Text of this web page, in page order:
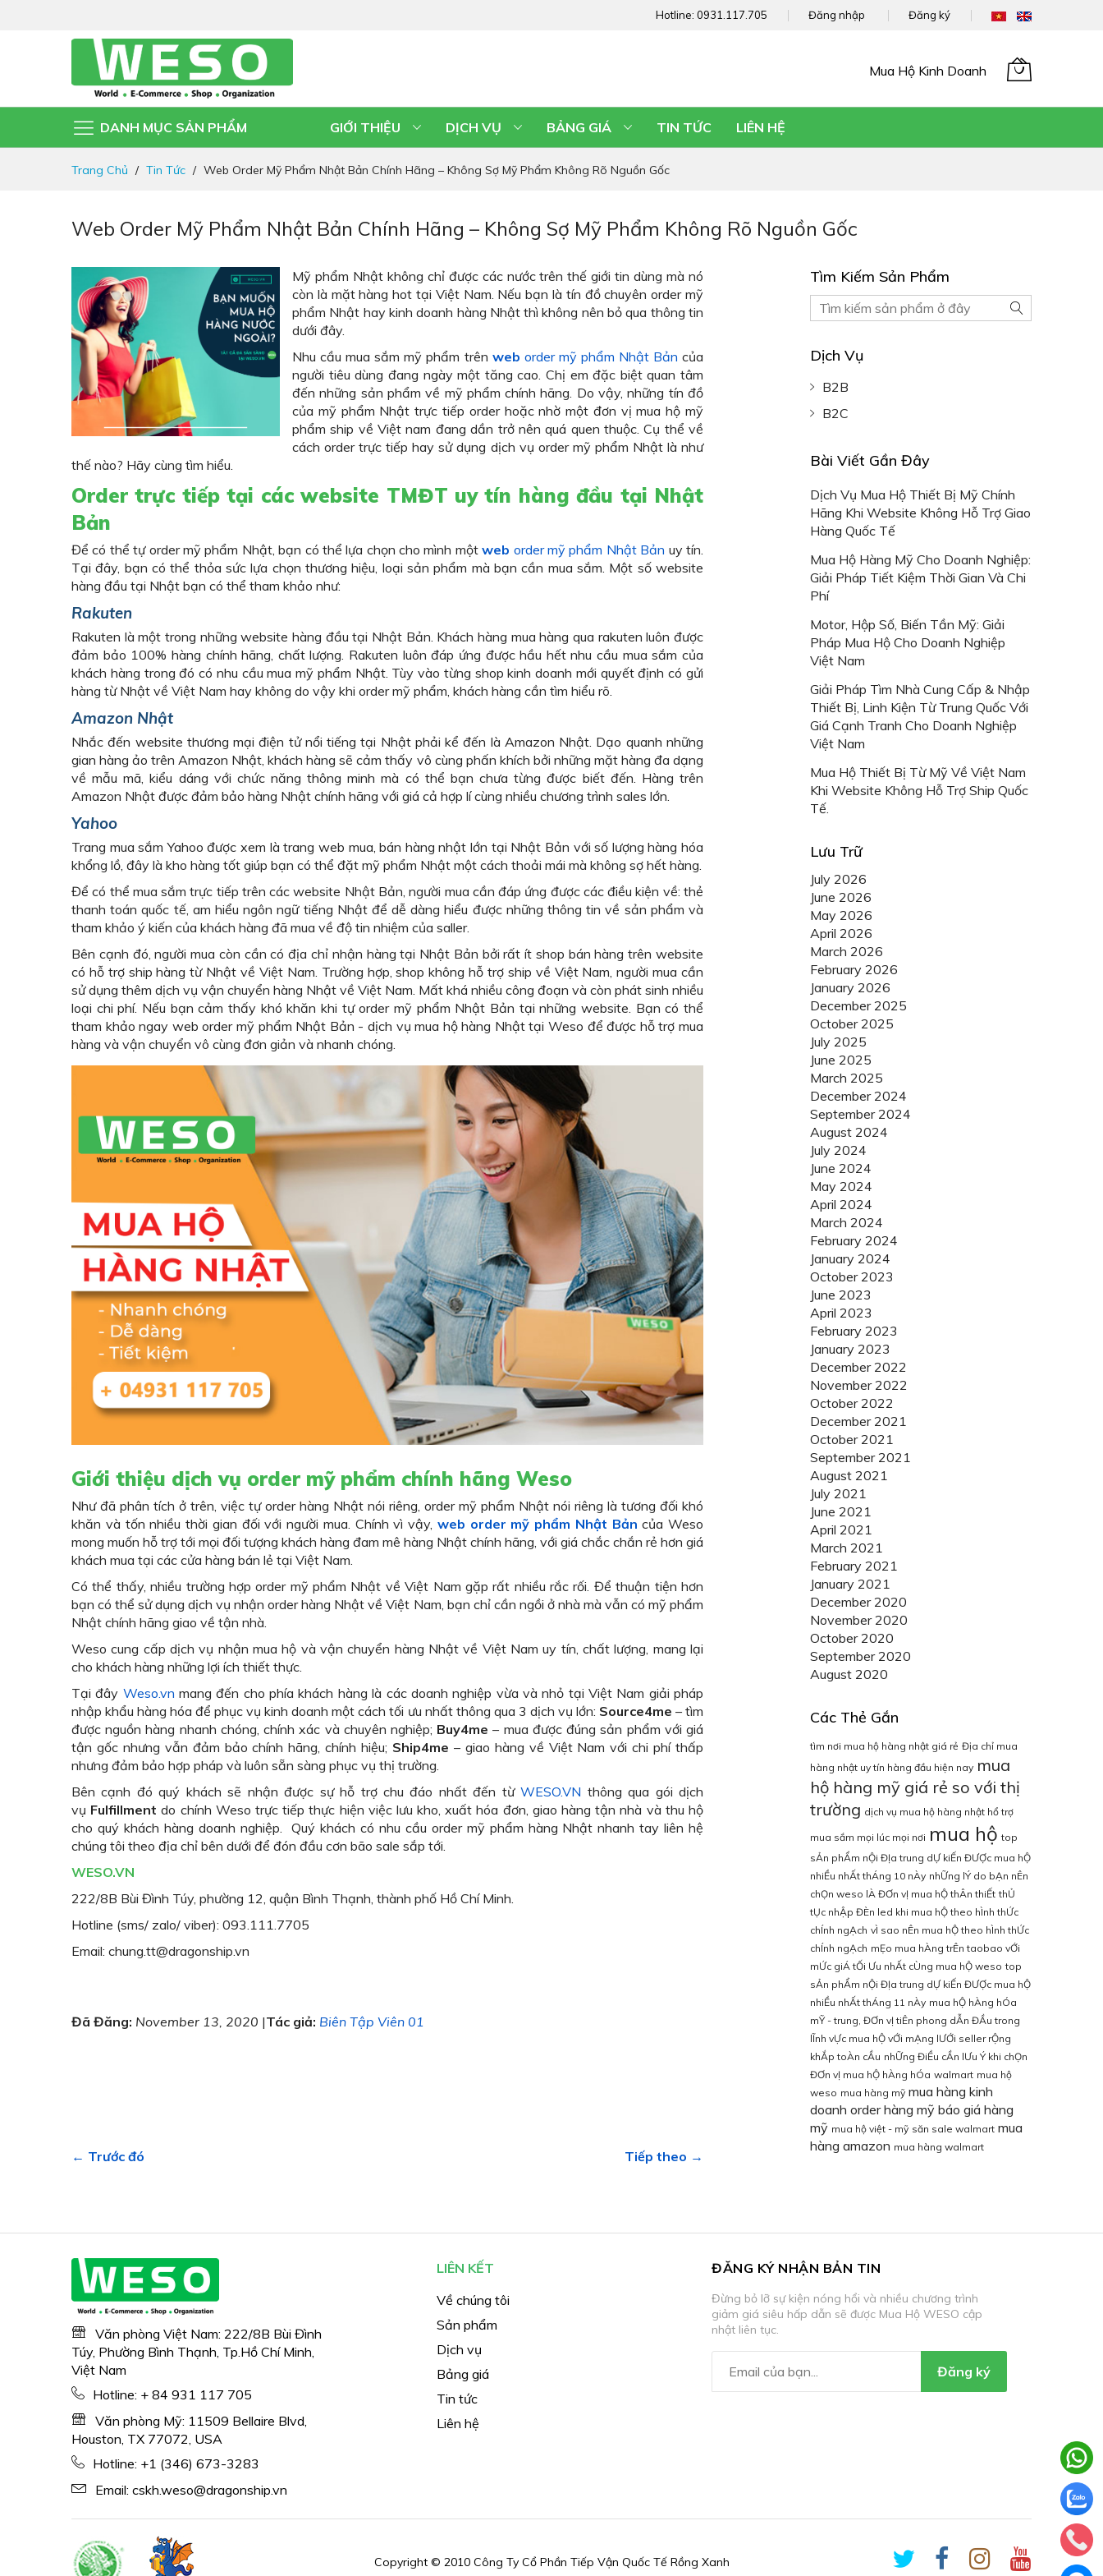
Hotline: 0931.117.705 Đăng nhập Đăng ký
DANH MỤC SẢN PHẨM
Mua Hộ Kinh Doanh
GIỚI THIỆU DỊCH VỤ BẢNG GIÁ TIN TỨC
LIÊN HỆ
Trang Chủ Tin Tức Web Order Mỹ Phẩm Nhật Bản Chính Hãng – Không Sợ Mỹ Phẩm Không Rõ Nguồn Gốc
Web Order Mỹ Phẩm Nhật Bản Chính Hãng – Không Sợ Mỹ Phẩm Không Rõ Nguồn Gốc
Mỹ phẩm Nhật không chỉ được các nước trên thế giới tin dùng mà nó
còn là mặt hàng hot tại Việt Nam. Nếu bạn là tín đồ chuyên order mỹ
phẩm Nhật hay kinh doanh hàng Nhật thì không nên bỏ qua thông tin
dưới đây.
Nhu cầu mua sắm mỹ phẩm trên web order mỹ phẩm Nhật Bảncủa
người tiêu dùng đang ngày một tăng cao. Chị em đặc biệt quan tâm
đến những sản phẩm về mỹ phẩm chính hãng. Do vậy, những tín đồ
của mỹ phẩm Nhật trực tiếp order hoặc nhờ một đơn vị mua hộ mỹ
phẩm ship về Việt nam đang dần trở nên quá quen thuộc. Cụ thể về
cách order trực tiếp hay sử dụng dịch vụ order mỹ phẩm Nhật là như
thế nào? Hãy cùng tìm hiểu.
Order trực tiếp tại các website TMĐT uy tín hàng đầu tại Nhật
Bản
Để có thể tự order mỹ phẩm Nhật, bạn có thể lựa chọn cho mình mộtweb order mỹ phẩm Nhật Bản uy tín.
Tại đây, bạn có thể thỏa sức lựa chọn thương hiệu, loại sản phẩm mà bạn cần mua sắm. Một số website
hàng đầu tại Nhật bạn có thể tham khảo như:
Rakuten
Rakuten là một trong những website hàng đầu tại Nhật Bản. Khách hàng mua hàng qua rakuten luôn được
đảm bảo 100% hàng chính hãng, chất lượng. Rakuten luôn đáp ứng được hầu hết nhu cầu mua sắm của
khách hàng trong đó có nhu cầu mua mỹ phẩm Nhật. Tùy vào từng shop kinh doanh mới quyết định có gửi
hàng từ Nhật về Việt Nam hay không do vậy khi order mỹ phẩm, khách hàng cần tìm hiểu rõ.
Amazon Nhật
Nhắc đến website thương mại điện tử nổi tiếng tại Nhật phải kể đến là Amazon Nhật. Dạo quanh những
gian hàng ảo trên Amazon Nhật, khách hàng sẽ cảm thấy vô cùng phấn khích bởi những mặt hàng đa dạng
về mẫu mã, kiểu dáng với chức năng thông minh mà có thể bạn chưa từng được biết đến. Hàng trên
Amazon Nhật được đảm bảo hàng Nhật chính hãng với giá cả hợp lí cùng nhiều chương trình sales lớn.
Yahoo
Trang mua sắm Yahoo được xem là trang web mua, bán hàng nhật lớn tại Nhật Bản với số lượng hàng hóa
khổng lồ, đây là kho hàng tốt giúp bạn có thể đặt mỹ phẩm Nhật một cách thoải mái mà không sợ hết hàng.
Để có thể mua sắm trực tiếp trên các website Nhật Bản, người mua cần đáp ứng được các điều kiện về: thẻ
thanh toán quốc tế, am hiểu ngôn ngữ tiếng Nhật để dễ dàng hiểu được những thông tin về sản phẩm và
tham khảo ý kiến của khách hàng đã mua về độ tin nhiệm của saller.
Bên cạnh đó, người mua còn cần có địa chỉ nhận hàng tại Nhật Bản bởi rất ít shop bán hàng trên website
có hỗ trợ ship hàng từ Nhật về Việt Nam. Trường hợp, shop không hỗ trợ ship về Việt Nam, người mua cần
sử dụng thêm dịch vụ vận chuyển hàng Nhật về Việt Nam. Mất khá nhiều công đoạn và còn phát sinh nhiều
loại chi phí. Nếu bạn cảm thấy khó khăn khi tự order mỹ phẩm Nhật Bản tại những website. Bạn có thể
tham khảo ngay web order mỹ phẩm Nhật Bản - dịch vụ mua hộ hàng Nhật tại Weso để được hỗ trợ mua
hàng và vận chuyển vô cùng đơn giản và nhanh chóng.
Giới thiệu dịch vụ order mỹ phẩm chính hãng Weso
Như đã phân tích ở trên, việc tự order hàng Nhật nói riêng, order mỹ phẩm Nhật nói riêng là tương đối khó
khăn và tốn nhiều thời gian đối với người mua. Chính vì vậy, web order mỹ phẩm Nhật Bản của Weso
mong muốn hỗ trợ tới mọi đối tượng khách hàng đam mê hàng Nhật chính hãng, với giá chắc chắn rẻ hơn giá
khách mua tại các cửa hàng bán lẻ tại Việt Nam.
Có thể thấy, nhiều trường hợp order mỹ phẩm Nhật về Việt Nam gặp rất nhiều rắc rối. Để thuận tiện hơn
bạn có thể sử dụng dịch vụ nhận order hàng Nhật về Việt Nam, bạn chỉ cần ngồi ở nhà mà vẫn có mỹ phẩm
Nhật chính hãng giao về tận nhà.
Weso cung cấp dịch vụ nhận mua hộ và vận chuyển hàng Nhật về Việt Nam uy tín, chất lượng, mang lại
cho khách hàng những lợi ích thiết thực.
Tại đây Weso.vnmang đến cho phía khách hàng là các doanh nghiệp vừa và nhỏ tại Việt Nam giải pháp
nhập khẩu hàng hóa để phục vụ kinh doanh một cách tối ưu nhất thông qua 3 dịch vụ lớn: Source4me – tìm
được nguồn hàng nhanh chóng, chính xác và chuyên nghiệp; Buy4me – mua được đúng sản phẩm với giá
tận gốc nhưng vẫn đảm bảo chính hãng, chính hiệu; Ship4me – giao hàng về Việt Nam với chi phí thấp
nhưng đảm bảo hợp pháp và luôn sẵn sàng phục vụ thị trường.
Bên cạnh đó quý khách sẽ nhận được sự hỗ trợ chu đáo nhất đến từWESO.VN thông qua gói dịch
vụ Fulfillment do chính Weso trực tiếp thực hiện việc lưu kho, xuất hóa đơn, giao hàng tận nhà và thu hộ
cho quý khách hàng doanh nghiệp. Quý khách có nhu cầu order mỹ phẩm hàng Nhật nhanh tay liên hệ
chúng tôi theo địa chỉ bên dưới để đón đầu cơn bão sale sắp tới.
WESO.VN
222/8B Bùi Đình Túy, phường 12, quận Bình Thạnh, thành phố Hồ Chí Minh.
Hotline (sms/ zalo/ viber): 093.111.7705
Email: chung.tt@dragonship.vn
Đã Đăng: November 13, 2020 |Tác giả: Biên Tập Viên 01
← Trước đó Tiếp theo →
Tìm Kiếm Sản Phẩm
Tìm
kiếm
phẩm
kiếm
Dịch Vụ
B2B
B2C
Bài Viết Gần Đây
Dịch Vụ Mua Hộ Thiết Bị Mỹ Chính
Hãng Khi Website Không Hỗ Trợ Giao
Hàng Quốc Tế
Mua Hộ Hàng Mỹ Cho Doanh Nghiệp:
Giải Pháp Tiết Kiệm Thời Gian Và Chi
Phí
Motor, Hộp Số, Biến Tần Mỹ: Giải
Pháp Mua Hộ Cho Doanh Nghiệp
Việt Nam
Giải Pháp Tìm Nhà Cung Cấp & Nhập
Thiết Bị, Linh Kiện Từ Trung Quốc Với
Giá Cạnh Tranh Cho Doanh Nghiệp
Việt Nam
Mua Hộ Thiết Bị Từ Mỹ Về Việt Nam
Khi Website Không Hỗ Trợ Ship Quốc
Tế.
Lưu Trữ
July 2026
June 2026
May 2026
April 2026
March 2026
February 2026
January 2026
December 2025
October 2025
July 2025
June 2025
March 2025
December 2024
September 2024
August 2024
July 2024
June 2024
May 2024
April 2024
March 2024
February 2024
January 2024
October 2023
June 2023
April 2023
February 2023
January 2023
December 2022
November 2022
October 2022
December 2021
October 2021
September 2021
August 2021
July 2021
June 2021
April 2021
March 2021
February 2021
January 2021
December 2020
November 2020
October 2020
September 2020
August 2020
Các Thẻ Gắn
tìm nơi mua hộ hàng nhật giá rẻ Địa chỉ mua
hàng nhật uy tín hàng đầu hiện nay mua
hộ hàng mỹ giá rẻ so với thị
trường dịch vụ mua hộ hàng nhật hổ trợ
mua sắm mọi lúc mọi nơi mua hộ top
sẢn phẨm nỘi ĐỊa trung dỰ kiẾn ĐƯỢc mua hỘ
nhiỀu nhẤt thÁng 10 nÀy nhỮng lÝ do bẠn nÊn
chỌn weso lÀ ĐƠn vỊ mua hỘ thÂn thiẾt thỦ
tỤc nhẬp ĐÈn led khi mua hỘ theo hÌnh thỨc
chÍnh ngẠch vÌ sao nÊn mua hỘ theo hÌnh thỨc
chÍnh ngẠch mẸo mua hÀng trÊn taobao vỚi
mỨc giÁ tỐi Ưu nhẤt cÙng mua hỘ weso top
sẢn phẨm nỘi ĐỊa trung dỰ kiẾn ĐƯỢc mua hỘ
nhiỀu nhẤt thÁng 11 nÀy mua hỘ hÀng hÓa
mỸ - trung, ĐƠn vỊ tiÊn phong dẪn ĐẦu trong
lĨnh vỰc mua hỘ vỚi mẠng lƯỚi seller rỘng
khẮp toÀn cẦu nhỮng ĐiỀu cẦn lƯu Ý khi chỌn
ĐƠn vỊ mua hỘ hÀng hÓa walmart mua hộ
weso mua hàng mỹ mua hàng kinh
doanh order hàng mỹ báo giá hàng
mỹ mua hộ việt - mỹ săn sale walmart mua
hàng amazon mua hàng walmart
Văn phòng Việt Nam: 222/8B Bùi Đình
Túy, Phường Bình Thạnh, Tp.Hồ Chí Minh,
Việt Nam
Hotline: + 84 931 117 705
Văn phòng Mỹ: 11509 Bellaire Blvd,
Houston, TX 77072, USA
Hotline: +1 (346) 673-3283
Email: cskh.weso@dragonship.vn
LIÊN KẾT
Về chúng tôi
Sản phẩm
Dịch vụ
Bảng giá
Tin tức
Liên hệ
ĐĂNG KÝ NHẬN BẢN TIN
Đừng bỏ lỡ sự kiện nóng hổi và nhiều chương trình
giảm giá siêu hấp dẫn sẽ được Mua Hộ WESO cập
nhật liên tục.
Đăng ký
Copyright © 2010 Công Ty Cổ Phần Tiếp Vận Quốc Tế Rồng Xanh